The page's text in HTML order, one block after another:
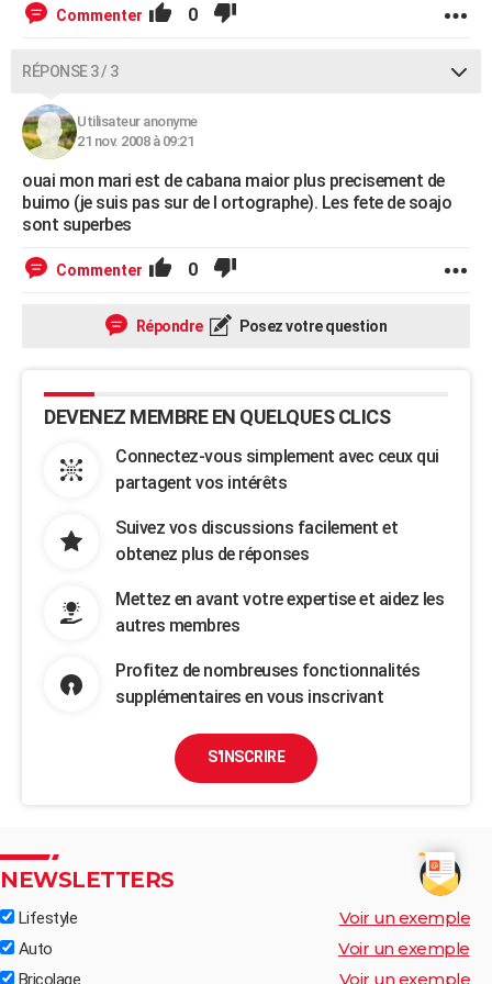
Commenter 0
RÉPONSE 3 / 3
Utilisateur anonyme
21 nov. 2008 à 09:21
ouai mon mari est de cabana maior plus precisement de
buimo (je suis pas sur de l ortographe). Les fete de soajo
sont superbes
Commenter 0
Répondre Posez votre question
DEVENEZ MEMBRE EN QUELQUES CLICS
Connectez-vous simplement avec ceux qui
partagent vos intérêts
Suivez vos discussions facilement et
obtenez plus de réponses
Mettez en avant votre expertise et aidez les
autres membres
Profitez de nombreuses fonctionnalités
supplémentaires en vous inscrivant
S'INSCRIRE
NEWSLETTERS
Lifestyle Voir un exemple
Auto Voir un exemple
Bricolage Voir un exemple